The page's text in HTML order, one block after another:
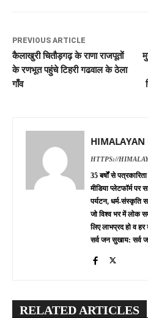
PREVIOUS ARTICLE
कैलाखुरी चितौड़गढ़ के राणा राजपूतों
के रणभूत पहुंचे टिहरी गढवाल के ठेला
गाँव
HIMALAYAN
HTTPS://
35 बर्षों से
मीडिया प्लेटफॉर्म पर
पर्यटन, धर्म-संस्कृति
जो विश्व भर में लोक
लिए लाभप्रद हो व
सर्व जन सुखाय: सर्व
RELATED ARTICLES